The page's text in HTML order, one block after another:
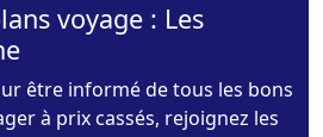
voyage : Les
être informé de tous les bons
à prix cassés, rejoignez les